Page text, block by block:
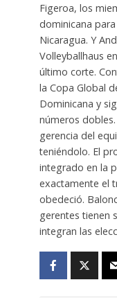
Figeroa, los
dominicana
Nicaragua. Y
Volleyballhaus
último corte.
la Copa Global
Dominicana y
números
gerencia del
teniéndolo. El
integrado en la
exactamente el
obedeció.
gerentes tienen
integran las